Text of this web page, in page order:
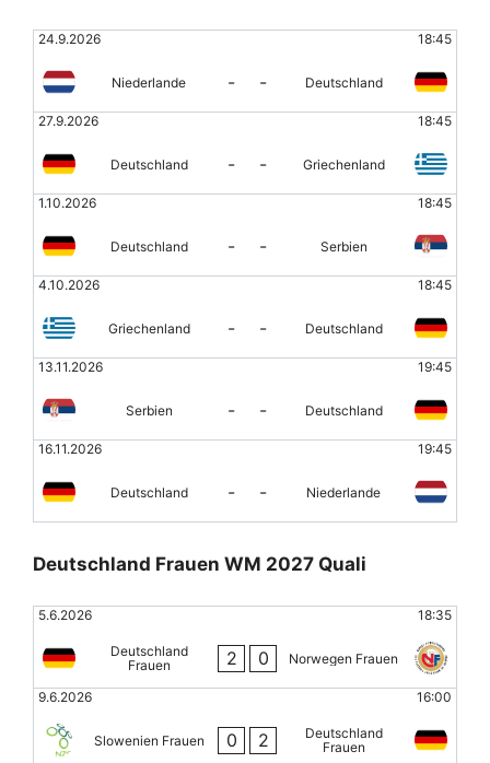
24.9.2026 18:45
Niederlande - - Deutschland
27.9.2026 18:45
Deutschland - - Griechenland
1.10.2026 18:45
Deutschland - - Serbien
4.10.2026 18:45
Griechenland - - Deutschland
13.11.2026 19:45
Serbien - - Deutschland
16.11.2026 19:45
Deutschland - - Niederlande
Deutschland Frauen WM 2027 Quali
5.6.2026 18:35
Deutschland
Frauen
2 0 Norwegen Frauen
9.6.2026 16:00
Slowenien Frauen 0 2
Deutschland
Frauen